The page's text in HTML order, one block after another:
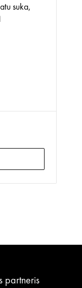
suka,
partneris